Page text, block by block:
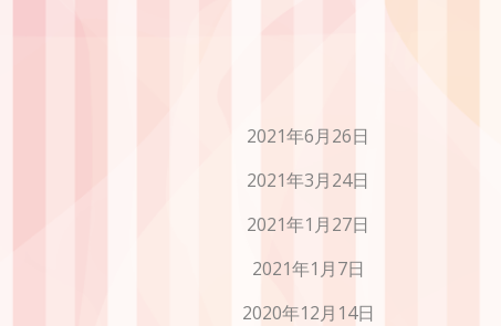
2021年6月26日
2021年3月24日
2021年1月27日
2021年1月7日
2020年12月14日